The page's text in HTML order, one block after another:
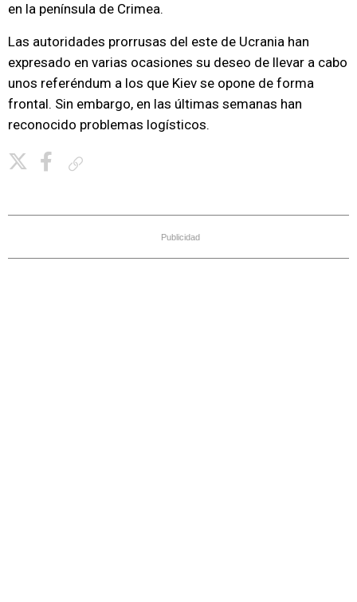
en la península de Crimea.
Las autoridades prorrusas del este de Ucrania han
expresado en varias ocasiones su deseo de llevar a cabo
unos referéndum a los que Kiev se opone de forma
frontal. Sin embargo, en las últimas semanas han
reconocido problemas logísticos.
Publicidad